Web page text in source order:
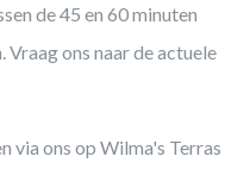
de 45 en 60 minuten
Vraag ons naar de actuele
via ons op Wilma's Terras